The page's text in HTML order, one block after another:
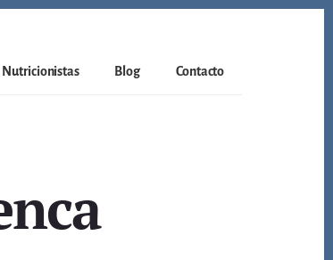
Nutricionistas Blog Contacto